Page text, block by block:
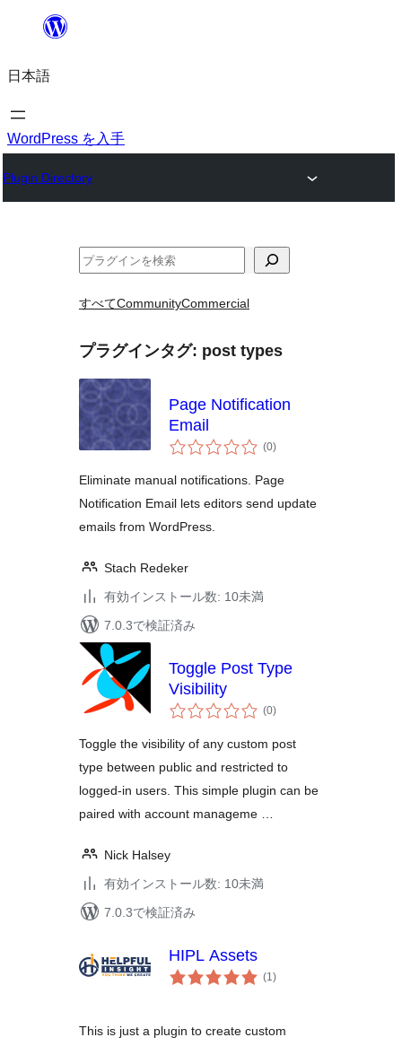
を
ス
キ
プ
日本語
WordPress を入手
Plugin Directory
検
すべてCommunityCommercial
プラグインタグ: post types
Page Notification
Email
(0個
の)
Eliminate manual notifications. Page
Notification Email lets editors send update
emails from WordPress.
Stach Redeker
有効インストール数: 10未満
7.0.3で検証済み
Toggle Post Type
Visibility
(0個
の)
Toggle the visibility of any custom post
type between public and restricted to
logged-in users. This simple plugin can be
paired with account manageme …
Nick Halsey
有効インストール数: 10未満
7.0.3で検証済み
HIPL Assets
(1個
の)
This is just a plugin to create custom